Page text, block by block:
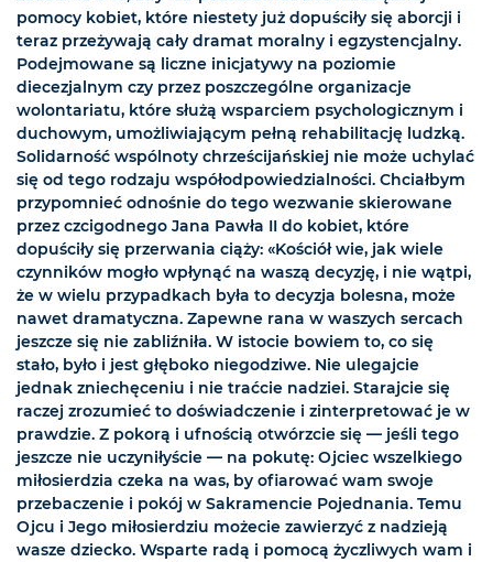
pomocy kobiet, które niestety już dopuściły się aborcji i
teraz przeżywają cały dramat moralny i egzystencjalny.
Podejmowane są liczne inicjatywy na poziomie
diecezjalnym czy przez poszczególne organizacje
wolontariatu, które służą wsparciem psychologicznym i
duchowym, umożliwiającym pełną rehabilitację ludzką.
Solidarność wspólnoty chrześcijańskiej nie może uchylać
się od tego rodzaju współodpowiedzialności. Chciałbym
przypomnieć odnośnie do tego wezwanie skierowane
przez czcigodnego Jana Pawła II do kobiet, które
dopuściły się przerwania ciąży: «Kościół wie, jak wiele
czynników mogło wpłynąć na waszą decyzję, i nie wątpi,
że w wielu przypadkach była to decyzja bolesna, może
nawet dramatyczna. Zapewne rana w waszych sercach
jeszcze się nie zabliźniła. W istocie bowiem to, co się
stało, było i jest głęboko niegodziwe. Nie ulegajcie
jednak zniechęceniu i nie traćcie nadziei. Starajcie się
raczej zrozumieć to doświadczenie i zinterpretować je w
prawdzie. Z pokorą i ufnością otwórzcie się — jeśli tego
jeszcze nie uczyniłyście — na pokutę: Ojciec wszelkiego
miłosierdzia czeka na was, by ofiarować wam swoje
przebaczenie i pokój w Sakramencie Pojednania. Temu
Ojcu i Jego miłosierdziu możecie zawierzyć z nadzieją
wasze dziecko. Wsparte radą i pomocą życzliwych wam i